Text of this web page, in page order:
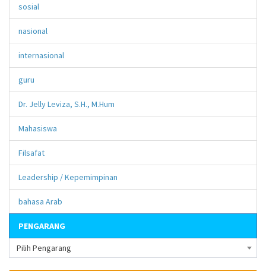
sosial
nasional
internasional
guru
Dr. Jelly Leviza, S.H., M.Hum
Mahasiswa
Filsafat
Leadership / Kepemimpinan
bahasa Arab
PENGARANG
Pilih Pengarang